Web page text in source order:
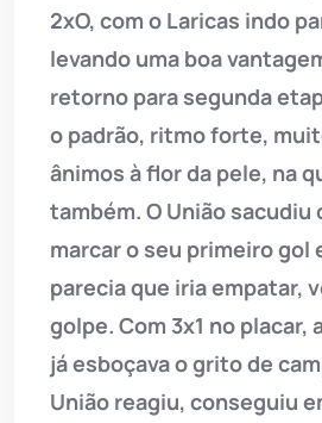
2xO, com o Laricas indo
levando uma boa
retorno para segunda
o padrão, ritmo forte,
ânimos à flor da pele, na
também. O União sacudiu
marcar o seu primeiro gol
parecia que iria empatar,
golpe. Com 3x1 no placar,
já esboçava o grito de
União reagiu, conseguiu